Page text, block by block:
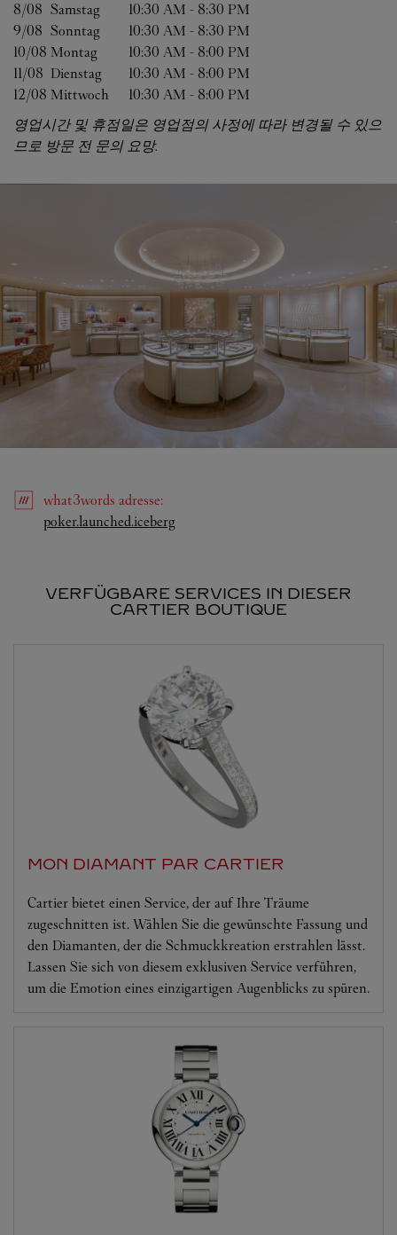
8/08 Samstag 10:30 AM - 8:30 PM
9/08 Sonntag 10:30 AM - 8:30 PM
10/08 Montag 10:30 AM - 8:00 PM
11/08 Dienstag 10:30 AM - 8:00 PM
12/08 Mittwoch 10:30 AM - 8:00 PM
영업시간 및 휴점일은 영업점의 사정에 따라 변경될 수 있으
므로 방문 전 문의 요망.
what3words adresse:
poker.launched.icebergLink Opens in New Tab
VERFÜGBARE SERVICES IN DIESER
CARTIER BOUTIQUE
MON DIAMANT PAR CARTIER
Cartier bietet einen Service, der auf Ihre Träume
zugeschnitten ist. Wählen Sie die gewünschte Fassung und
den Diamanten, der die Schmuckkreation erstrahlen lässt.
Lassen Sie sich von diesem exklusiven Service verführen,
um die Emotion eines einzigartigen Augenblicks zu spüren.